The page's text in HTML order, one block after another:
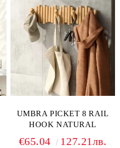
UMBRA PICKET 8 RAIL
HOOK NATURAL
€65.04 127.21лв.